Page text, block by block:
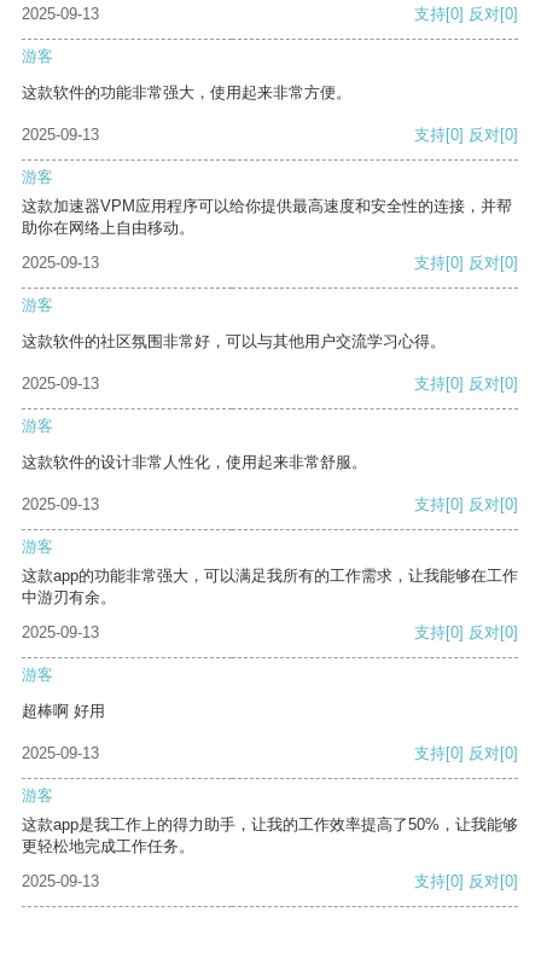
2025-09-13
支持[0] 反对[0]
游客
这款软件的功能非常强大，使用起来非常方便。
2025-09-13 支持[0] 反对[0]
游客
这款加速器VPM应用程序可以给你提供最高速度和安全性的连接，并帮
助你在网络上自由移动。
2025-09-13
支持[0] 反对[0]
游客
这款软件的社区氛围非常好，可以与其他用户交流学习心得。
2025-09-13 支持[0] 反对[0]
游客
这款软件的设计非常人性化，使用起来非常舒服。
2025-09-13 支持[0] 反对[0]
游客
这款app的功能非常强大，可以满足我所有的工作需求，让我能够在工作
中游刃有余。
2025-09-13
支持[0] 反对[0]
游客
超棒啊 好用
2025-09-13 支持[0] 反对[0]
游客
这款app是我工作上的得力助手，让我的工作效率提高了50%，让我能够
更轻松地完成工作任务。
2025-09-13
支持[0] 反对[0]